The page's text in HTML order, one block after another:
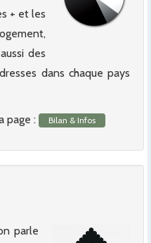
+ et les
des
dans chaque pays
page :
Bilan & Infos
parle